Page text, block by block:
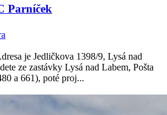
Parníček
je Jedličkova 1398/9, Lysá nad
ze zastávky Lysá nad Labem, Pošta
a 661), poté proj...